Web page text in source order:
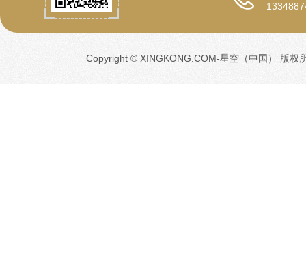
Copyright © XINGKONG.COM-星空（中国） 版权